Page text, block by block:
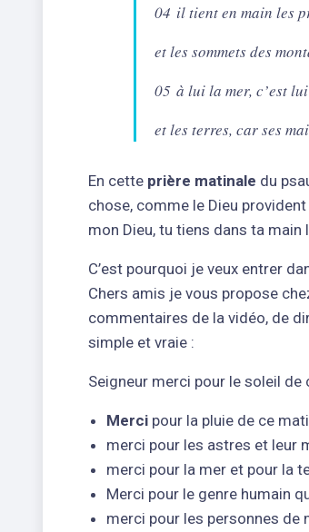
04 il tient en main les
et les sommets des
05 à lui la mer, c’est
et les terres, car ses
En cette prière matinale du
chose, comme le Dieu
mon Dieu, tu tiens dans ta main
C’est pourquoi je veux entrer
Chers amis je vous propose
commentaires de la vidéo, de
simple et vraie :
Seigneur merci pour le soleil
Merci pour la pluie de ce
merci pour les astres et leur
merci pour la mer et pour la
Merci pour le genre humain
merci pour les personnes